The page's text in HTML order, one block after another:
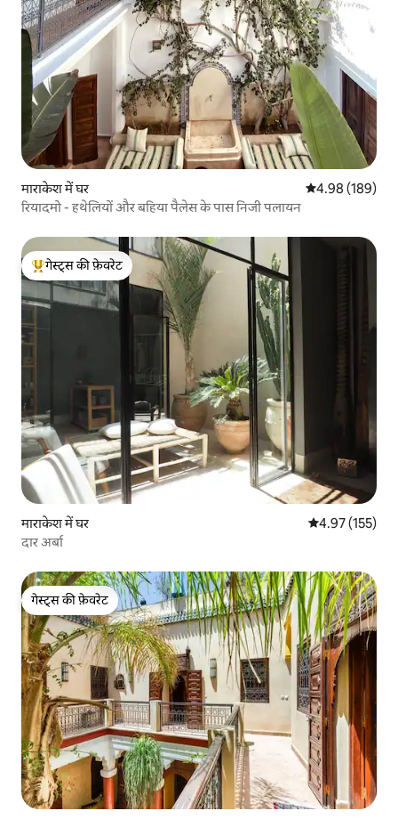
माराकेश में घर औसत रेटिंग 5 में से
4.98 (189)
रियादमो - हथेलियों और बहिया पैलेस के पास निजी पलायन
गेस्ट्स का टॉप फ़ेवरेट
गेस्ट्स की फ़ेवरेट
माराकेश में घर औसत रेटिंग 5 में से
4.97 (155)
दार अर्बा
गेस्ट्स की फ़ेवरेट
गेस्ट्स की फ़ेवरेट